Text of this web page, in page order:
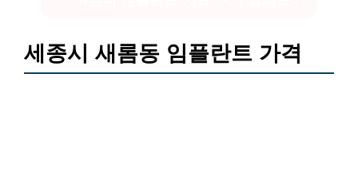
세종시 새롬동 임플란트 가격